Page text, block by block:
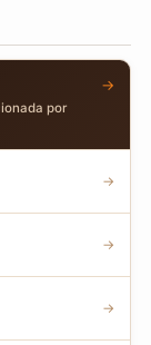
por
→
→
→
→